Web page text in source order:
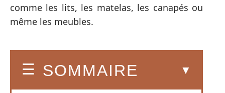
comme les lits, les matelas, les canapés ou
même les meubles.
SOMMAIRE